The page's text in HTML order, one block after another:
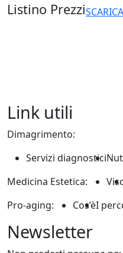
Listino Prezzi
Link utili
Dimagrimento:
Servizi diagnostici
Medicina Estetica:
Pro-aging:
Cos’èI
Newsletter